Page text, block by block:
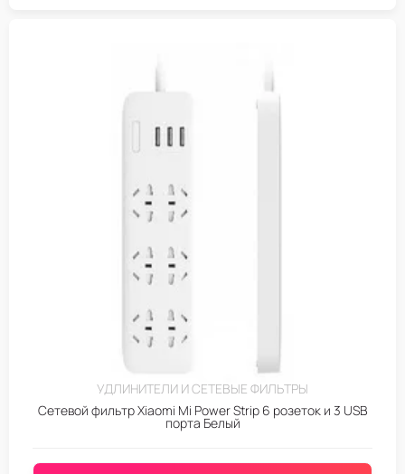
УДЛИНИТЕЛИ И СЕТЕВЫЕ ФИЛЬТРЫ
Сетевой фильтр Xiaomi Mi Power Strip 6 розеток и 3 USB
порта Белый